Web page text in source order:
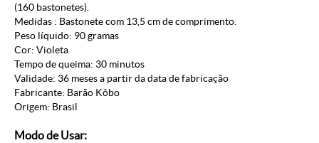
(160 bastonetes).
Medidas : Bastonete com 13,5 cm de comprimento.
Peso líquido: 90 gramas
Cor: Violeta
Tempo de queima: 30 minutos
Validade: 36 meses a partir da data de fabricação
Fabricante: Barão Kôbo
Origem: Brasil
Modo de Usar: